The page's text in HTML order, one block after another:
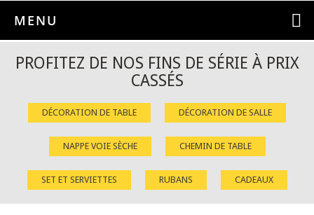
MENU
PROFITEZ DE NOS FINS DE SÉRIE À PRIX
CASSÉS
DÉCORATION DE TABLE DÉCORATION DE SALLE
NAPPE VOIE SÈCHE CHEMIN DE TABLE
SET ET SERVIETTES RUBANS CADEAUX